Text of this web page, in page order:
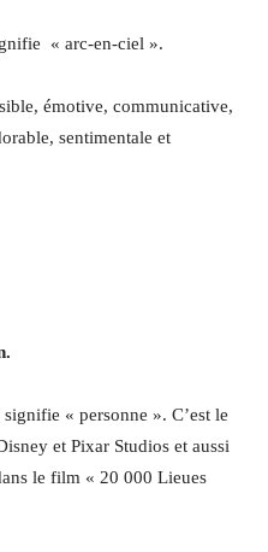
« arc-en-ciel ».
émotive, communicative,
sentimentale et
signifie « personne ». C’est le
et Pixar Studios et aussi
le film « 20 000 Lieues